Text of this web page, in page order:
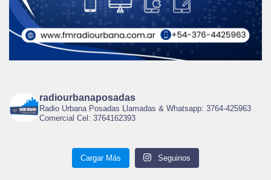
radiourbanaposadas
Radio Urbana Posadas Llamadas & Whatsapp: 3764-425963
Comercial Cel: 3764162393
Cargar Más Seguinos